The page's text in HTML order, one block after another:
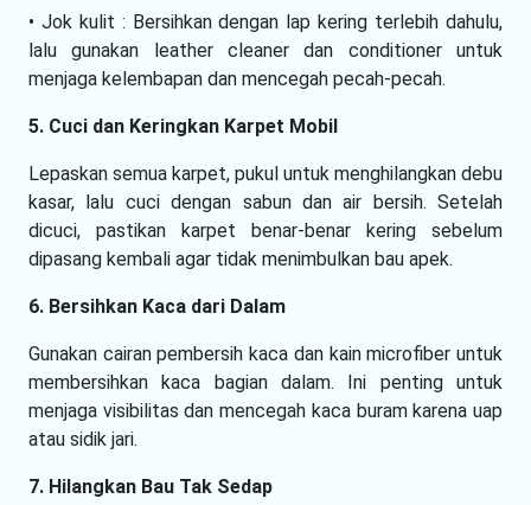
• Jok kulit : Bersihkan dengan lap kering terlebih dahulu,
lalu gunakan leather cleaner dan conditioner untuk
menjaga kelembapan dan mencegah pecah-pecah.
5. Cuci dan Keringkan Karpet Mobil
Lepaskan semua karpet, pukul untuk menghilangkan debu
kasar, lalu cuci dengan sabun dan air bersih. Setelah
dicuci, pastikan karpet benar-benar kering sebelum
dipasang kembali agar tidak menimbulkan bau apek.
6. Bersihkan Kaca dari Dalam
Gunakan cairan pembersih kaca dan kain microfiber untuk
membersihkan kaca bagian dalam. Ini penting untuk
menjaga visibilitas dan mencegah kaca buram karena uap
atau sidik jari.
7. Hilangkan Bau Tak Sedap